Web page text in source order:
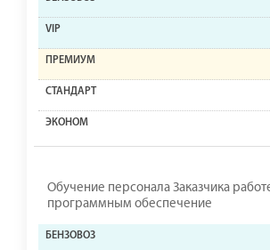
Обучение персонала Заказчика
программным обеспечение